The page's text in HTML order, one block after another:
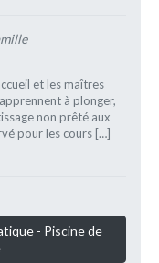
et les maîtres
à plonger,
non prêté aux
pour les cours […]
- Piscine de